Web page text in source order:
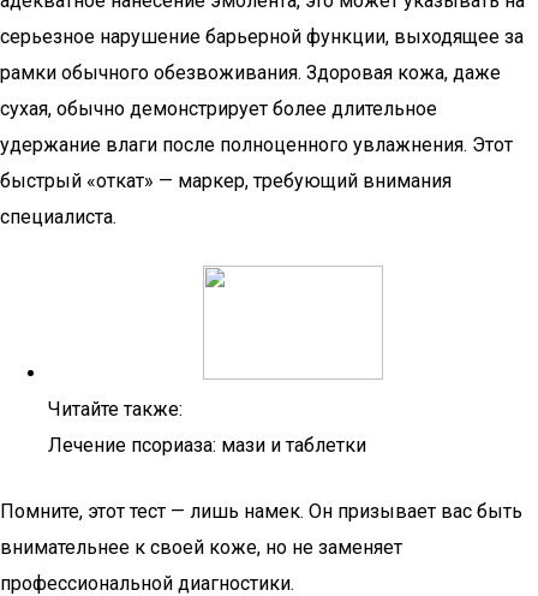
серьезное нарушение барьерной функции, выходящее за
рамки обычного обезвоживания. Здоровая кожа, даже
сухая, обычно демонстрирует более длительное
удержание влаги после полноценного увлажнения. Этот
быстрый «откат» — маркер, требующий внимания
специалиста.
Читайте также:
Лечение псориаза: мази и таблетки
Помните, этот тест — лишь намек. Он призывает вас быть
внимательнее к своей коже, но не заменяет
профессиональной диагностики.